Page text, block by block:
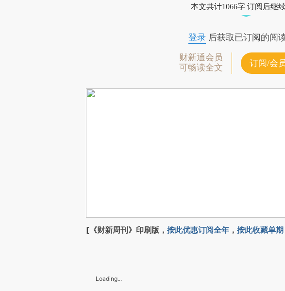
本文共计1066字 订阅后继
登录后获取已订阅的阅
财新通会员
可畅读全文
订阅/会
[《财新周刊》印刷版， 按此优惠订阅全年 ， 按此收藏单期
Loading...